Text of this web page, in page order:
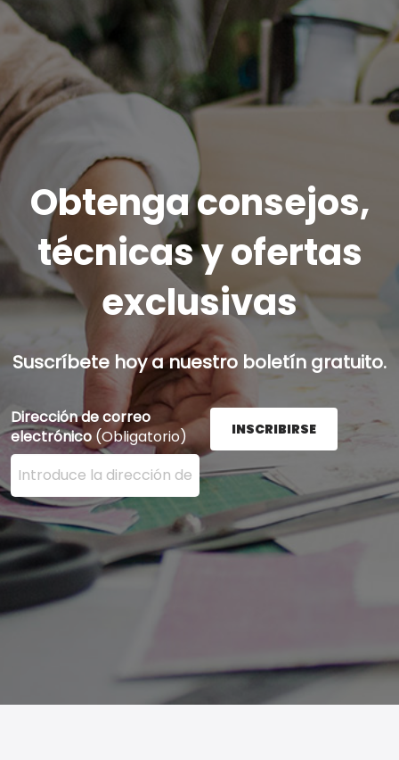
Obtenga consejos,
técnicas y ofertas
exclusivas
Suscríbete hoy a nuestro boletín gratuito.
Dirección de correo
electrónico (Obligatorio)
Ingrese su dirección de correo electrónico aquí y
INSCRIBIRSE